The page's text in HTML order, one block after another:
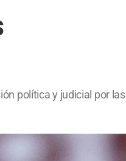
política y judicial por las